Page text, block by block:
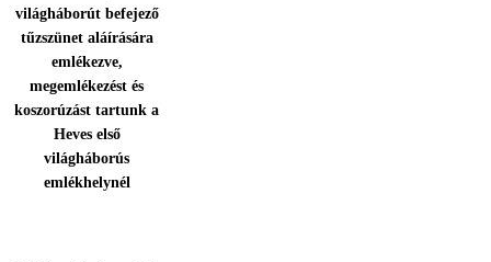
világháborút befejező
tűzszünet aláírására
emlékezve,
megemlékezést és
koszorúzást tartunk a
Heves első
világháborús
emlékhelynél